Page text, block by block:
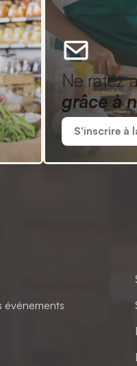
Ne ratez
grâce à
S'inscrire à
événements